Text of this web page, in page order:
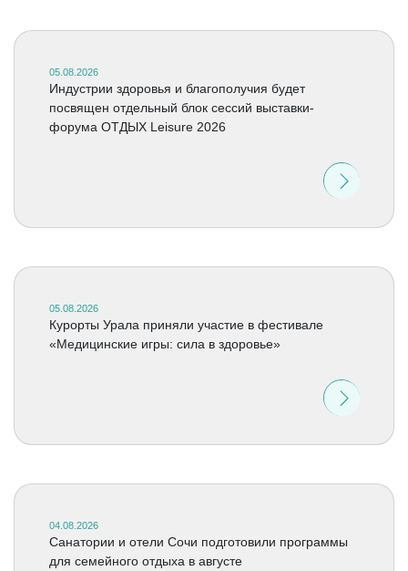
05.08.2026
Индустрии здоровья и благополучия будет
посвящен отдельный блок сессий выставки-
форума ОТДЫХ Leisure 2026
05.08.2026
Курорты Урала приняли участие в фестивале
«Медицинские игры: сила в здоровье»
04.08.2026
Санатории и отели Сочи подготовили программы
для семейного отдыха в августе